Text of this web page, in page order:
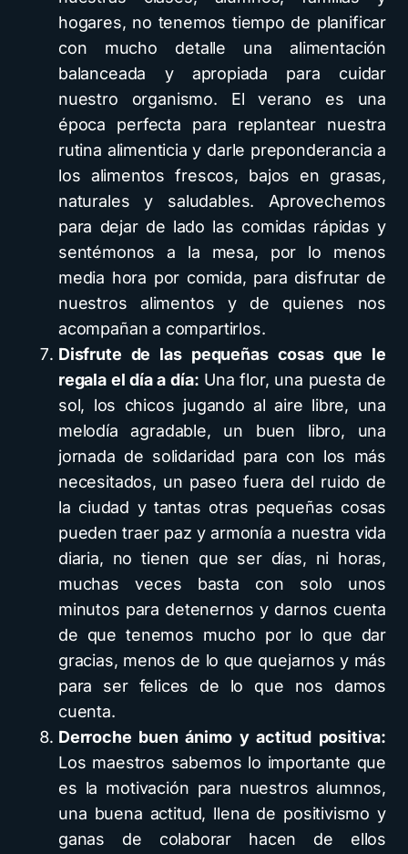
hogares, no tenemos tiempo de planificar
con mucho detalle una alimentación
balanceada y apropiada para cuidar
nuestro organismo. El verano es una
época perfecta para replantear nuestra
rutina alimenticia y darle preponderancia a
los alimentos frescos, bajos en grasas,
naturales y saludables. Aprovechemos
para dejar de lado las comidas rápidas y
sentémonos a la mesa, por lo menos
media hora por comida, para disfrutar de
nuestros alimentos y de quienes nos
acompañan a compartirlos.
Disfrute de las pequeñas cosas que le
regala el día a día: Una flor, una puesta de
sol, los chicos jugando al aire libre, una
melodía agradable, un buen libro, una
jornada de solidaridad para con los más
necesitados, un paseo fuera del ruido de
la ciudad y tantas otras pequeñas cosas
pueden traer paz y armonía a nuestra vida
diaria, no tienen que ser días, ni horas,
muchas veces basta con solo unos
minutos para detenernos y darnos cuenta
de que tenemos mucho por lo que dar
gracias, menos de lo que quejarnos y más
para ser felices de lo que nos damos
cuenta.
Derroche buen ánimo y actitud positiva:
Los maestros sabemos lo importante que
es la motivación para nuestros alumnos,
una buena actitud, llena de positivismo y
ganas de colaborar hacen de ellos